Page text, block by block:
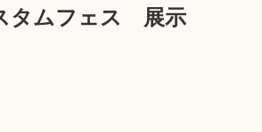
タムフェス 展示